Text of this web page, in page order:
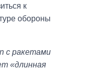
к
обороны
с ракетами
«длинная